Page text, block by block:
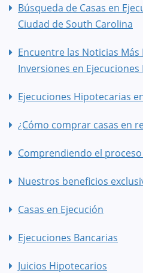
Búsqueda de Casas en
Ciudad de South Carolina
Encuentre las Noticias
Inversiones en Ejecuciones
Ejecuciones Hipotecarias
¿Cómo comprar casas en
Comprendiendo el
Nuestros beneficios
Casas en Ejecución
Ejecuciones Bancarias
Juicios Hipotecarios